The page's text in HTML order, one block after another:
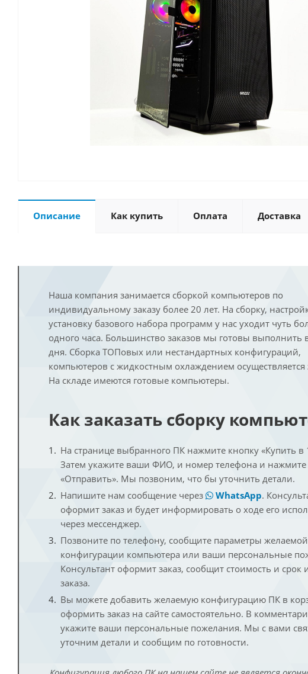
Описание Как купить Оплата Доставка
Наша компания занимается сборкой компьютеров по
индивидуальному заказу более 20 лет. На сборку,
установку базового набора программ у нас уходит чуть
одного часа. Большинство заказов мы готовы выполнить
дня. Сборка ТОПовых или нестандартных конфигураций,
компьютеров с жидкостным охлаждением осуществляется
На складе имеются готовые компьютеры.
Как заказать сборку
На странице выбранного ПК нажмите кнопку «Купить в
Затем укажите ваши ФИО, и номер телефона и нажмите
«Отправить». Мы позвоним, что бы уточнить детали.
Напишите нам сообщение через
WhatsApp.
оформит заказ и будет информировать о ходе его
через мессенджер.
Позвоните по телефону, сообщите параметры желаемой
конфигурации компьютера или ваши персональные
Консультант оформит заказ, сообщит стоимость и срок
заказа.
Вы можете добавить желаемую конфигурацию ПК в
оформить заказ на сайте самостоятельно. В
укажите ваши персональные пожелания. Мы с вами
уточним детали и сообщим по готовности.